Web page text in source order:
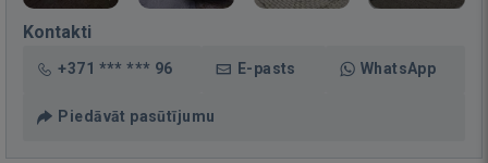
Kontakti
+371 *** *** 96 E-pasts WhatsApp
Piedāvāt pasūtījumu